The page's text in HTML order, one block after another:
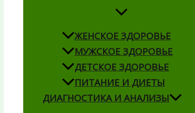
ЖЕНСКОЕ ЗДОРОВЬЕ
МУЖСКОЕ ЗДОРОВЬЕ
ДЕТСКОЕ ЗДОРОВЬЕ
ПИТАНИЕ И ДИЕТЫ
ДИАГНОСТИКА И АНАЛИЗЫ